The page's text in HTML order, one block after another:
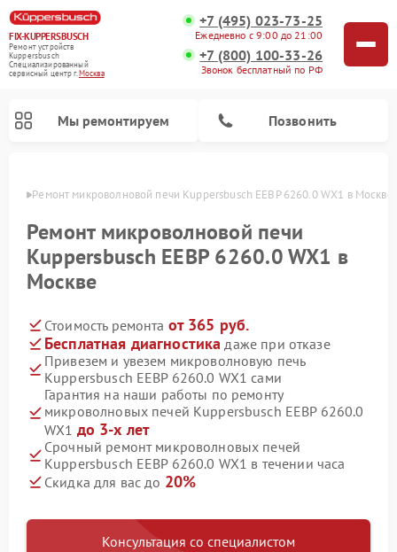
FIX-KUPPERSBUSCH
Ремонт устройств
Kuppersbusch
Специализированный
cервисный центр г.Москва
+7 (495) 023-73-25
Ежедневно с 9:00 до 21:00
+7 (800) 100-33-26
Звонок бесплатный по РФ
Мы ремонтируем Позвонить
Ремонт микроволновой печи Kuppersbusch EEBP 6260.0 WX1 в Москве
Ремонт микроволновой печи
Kuppersbusch EEBP 6260.0 WX1 в
Москве
Стоимость ремонта от 365 руб.
Бесплатная диагностика даже при отказе
Привезем и увезем микроволновую печь
Kuppersbusch EEBP 6260.0 WX1 сами
Гарантия на наши работы по ремонту
микроволновых печей Kuppersbusch EEBP 6260.0
WX1 до 3-х лет
Срочный ремонт микроволновых печей
Kuppersbusch EEBP 6260.0 WX1 в течении часа
Скидка для вас до 20%
Консультация со специалистом